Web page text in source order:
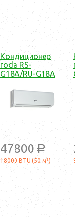
Кондиционер
roda RS-
G18A/RU-G18A
47800 a
18000 BTU (50 м²)